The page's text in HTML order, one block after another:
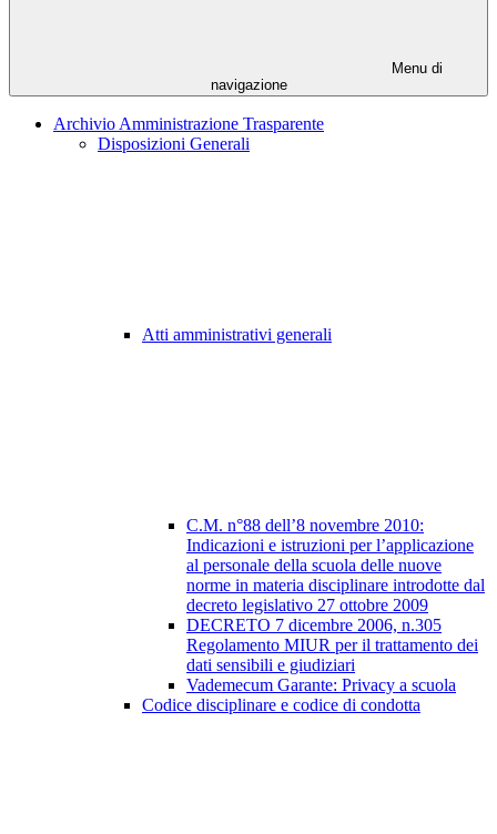
Menu di
navigazione
Archivio Amministrazione Trasparente
Disposizioni Generali
Atti amministrativi generali
C.M. n°88 dell’8 novembre 2010:
Indicazioni e istruzioni per l’applicazione
al personale della scuola delle nuove
norme in materia disciplinare introdotte dal
decreto legislativo 27 ottobre 2009
DECRETO 7 dicembre 2006, n.305
Regolamento MIUR per il trattamento dei
dati sensibili e giudiziari
Vademecum Garante: Privacy a scuola
Codice disciplinare e codice di condotta